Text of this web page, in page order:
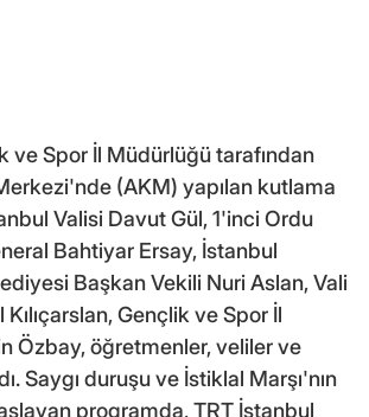
ve Spor İl Müdürlüğü tarafından
(AKM) yapılan kutlama
Valisi Davut Gül, 1'inci Ordu
Bahtiyar Ersay, İstanbul
Başkan Vekili Nuri Aslan, Vali
Kılıçarslan, Gençlik ve Spor İl
Özbay, öğretmenler, veliler ve
Saygı duruşu ve İstiklal Marşı'nın
programda, TRT İstanbul